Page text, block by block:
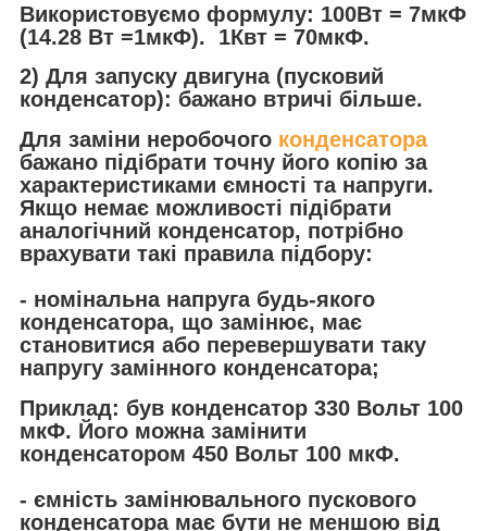
Використовуємо формулу: 100Вт = 7мкФ
(14.28 Вт =1мкФ). 1Квт = 70мкФ.
2) Для запуску двигуна (пусковий
конденсатор): бажано втричі більше.
Для заміни неробочого конденсатора
бажано підібрати точну його копію за
характеристиками ємності та напруги.
Якщо немає можливості підібрати
аналогічний конденсатор, потрібно
врахувати такі правила підбору:
- номінальна напруга будь-якого
конденсатора, що замінює, має
становитися або перевершувати таку
напругу замінного конденсатора;
Приклад: був конденсатор 330 Вольт 100
мкФ. Його можна замінити
конденсатором 450 Вольт 100 мкФ.
- ємність замінювального пускового
конденсатора має бути не меншою від